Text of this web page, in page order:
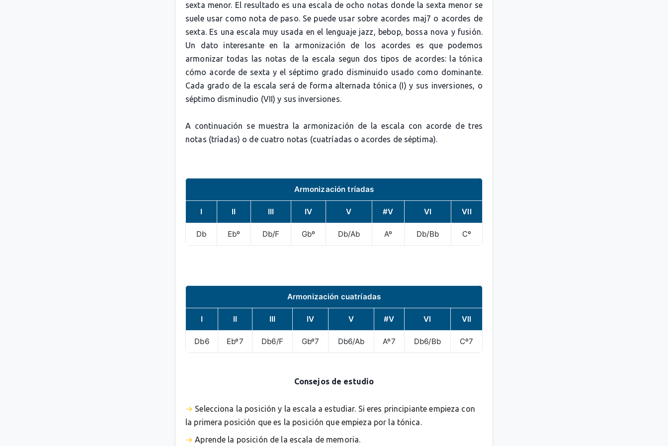
sexta menor. El resultado es una escala de ocho notas donde la sexta menor se
suele usar como nota de paso. Se puede usar sobre acordes maj7 o acordes de
sexta. Es una escala muy usada en el lenguaje jazz, bebop, bossa nova y fusión.
Un dato interesante en la armonización de los acordes es que podemos
armonizar todas las notas de la escala segun dos tipos de acordes: la tónica
cómo acorde de sexta y el séptimo grado disminuido usado como dominante.
Cada grado de la escala será de forma alternada tónica (I) y sus inversiones, o
séptimo disminudio (VII) y sus inversiones.
A continuación se muestra la armonización de la escala con acorde de tres
notas (tríadas) o de cuatro notas (cuatríadas o acordes de séptima).
Armonización tríadas
I II III IV V #V VI VII
Db Ebº Db/F Gbº Db/Ab Aº Db/Bb Cº
Armonización cuatríadas
I II III IV V #V VI VII
Db6 Ebº7 Db6/F Gbº7 Db6/Ab Aº7 Db6/Bb Cº7
Consejos de estudio
Selecciona la posición y la escala a estudiar. Si eres principiante empieza con
la primera posición que es la posición que empieza por la tónica.
Aprende la posición de la escala de memoria.